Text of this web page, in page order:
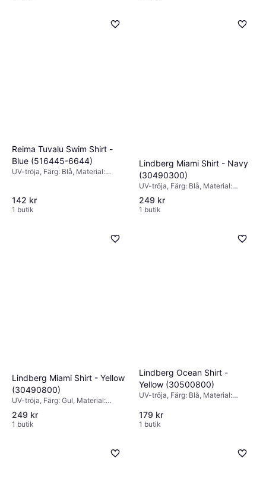
Reima Tuvalu Swim Shirt -
Blue (516445-6644)
UV-tröja, Färg: Blå, Material:
142 kr
1 butik
Lindberg Miami Shirt - Navy
(30490300)
UV-tröja, Färg: Blå, Material:
Elastan/Lycra/Spandex, Polyamid
249 kr
1 butik
Lindberg Miami Shirt - Yellow
(30490800)
UV-tröja, Färg: Gul, Material:
Polyamid, Elastan/Lycra/Spandex,
Mönster: Blommig
249 kr
1 butik
Lindberg Ocean Shirt -
Yellow (30500800)
UV-tröja, Färg: Blå, Material:
Mönster: Blommig
179 kr
1 butik